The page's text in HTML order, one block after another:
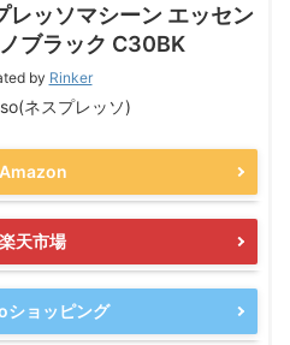
レッソマシーン エッセン
ブラック C30BK
by Rinker
ネスプレッソ)
Amazon
楽天市場
ショッピング